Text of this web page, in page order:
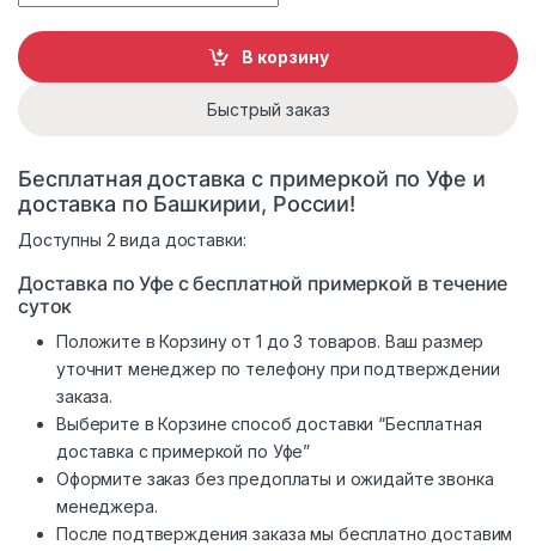
В корзину
Быстрый заказ
Бесплатная доставка с примеркой по Уфе и
доставка по Башкирии, России!
Доступны 2 вида доставки:
Доставка по Уфе с бесплатной примеркой в течение
суток
Положите в Корзину от 1 до 3 товаров. Ваш размер
уточнит менеджер по телефону при подтверждении
заказа.
Выберите в Корзине способ доставки “Бесплатная
доставка с примеркой по Уфе”
Оформите заказ без предоплаты и ожидайте звонка
менеджера.
После подтверждения заказа мы бесплатно доставим